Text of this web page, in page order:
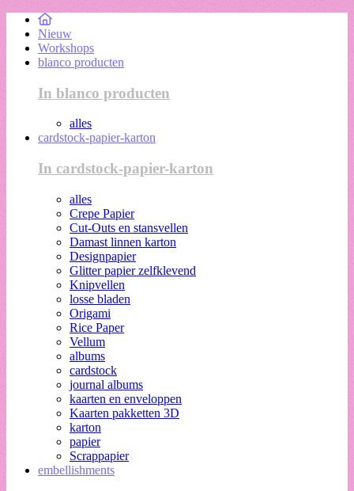
Nieuw
Workshops
blanco producten
In blanco producten
alles
cardstock-papier-karton
In cardstock-papier-karton
alles
Crepe Papier
Cut-Outs en stansvellen
Damast linnen karton
Designpapier
Glitter papier zelfklevend
Knipvellen
losse bladen
Origami
Rice Paper
Vellum
albums
cardstock
journal albums
kaarten en enveloppen
Kaarten pakketten 3D
karton
papier
Scrappapier
embellishments